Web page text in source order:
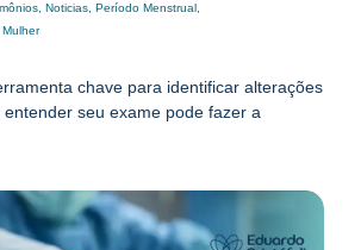
, Noticias, Período Menstrual,
chave para identificar alterações
seu exame pode fazer a